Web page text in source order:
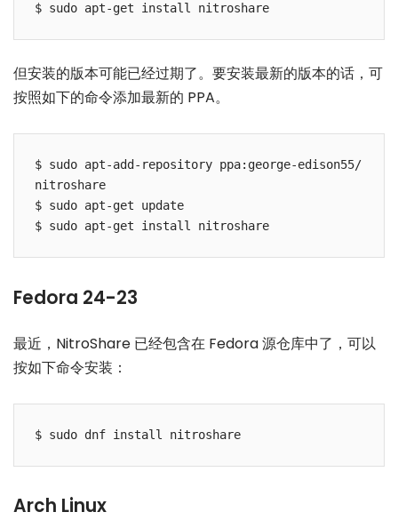
但安装的版本可能已经过期了。要安装最新的版本的话，可
按照如下的命令添加最新的 PPA。
$ sudo apt-add-repository ppa:george-edison55/
nitroshare
$ sudo apt-get update
Fedora 24-23
最近，NitroShare 已经包含在 Fedora 源仓库中了，可以
按如下命令安装：
Arch Linux